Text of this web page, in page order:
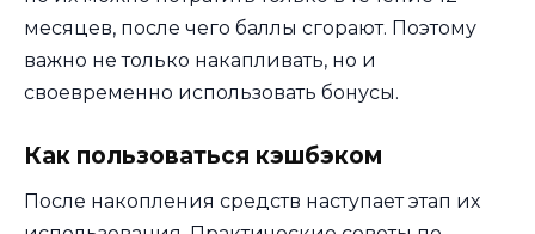
месяцев, после чего баллы сгорают. Поэтому
важно не только накапливать, но и
своевременно использовать бонусы.
Как пользоваться кэшбэком
После накопления средств наступает этап их